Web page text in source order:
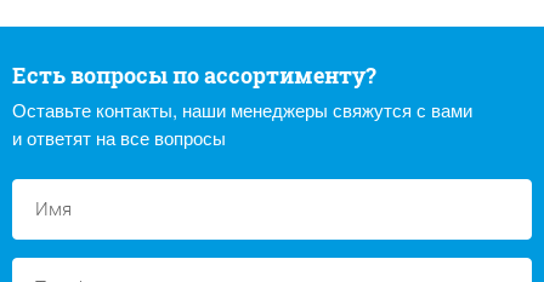
Есть вопросы по ассортименту?
Оставьте контакты, наши менеджеры свяжутся с вами
и ответят на все вопросы